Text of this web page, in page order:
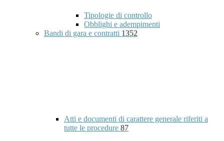
Tipologie di controllo
Obblighi e adempimenti
Bandi di gara e contratti 1352
Atti e documenti di carattere generale riferiti a
tutte le procedure 87